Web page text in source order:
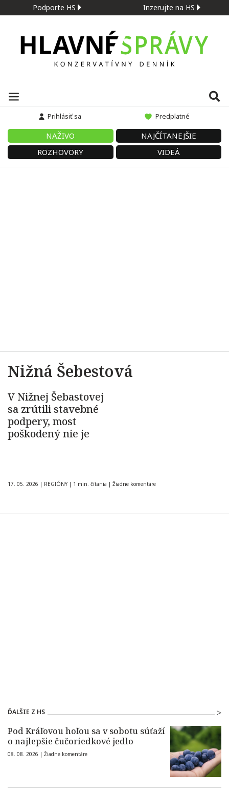
Podporte HS Inzerujte na HS
Prihlásiť sa Predplatné
NAŽIVO
NAJČÍTANEJŠIE
ROZHOVORY
VIDEÁ
Nižná Šebestová
V Nižnej Šebastovej
sa zrútili stavebné
podpery, most
poškodený nie je
17. 05. 2026 | REGIÓNY | 1 min. čítania | Žiadne komentáre
ĎALŠIE Z HS
Pod Kráľovou hoľou sa v sobotu súťaží
o najlepšie čučoriedkové jedlo
08. 08. 2026 | Žiadne komentáre